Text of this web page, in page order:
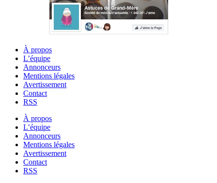
À propos
L’équipe
Annonceurs
Mentions légales
Avertissement
Contact
RSS
À propos
L’équipe
Annonceurs
Mentions légales
Avertissement
Contact
RSS